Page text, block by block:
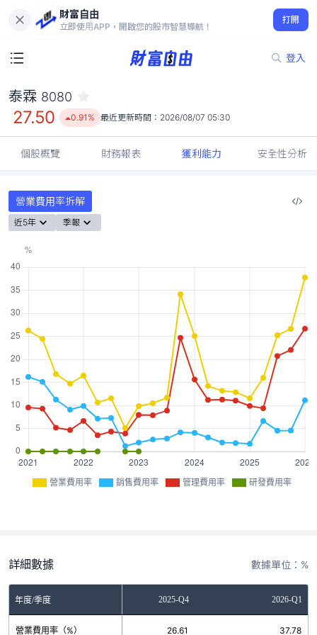
財富自由
立即使用APP，開啟您的股市智慧導航！
打開
登入
27.50
0.91%
泰霖 8080
27.50 0.91% 最近更新時間： 2026/08/07 05:30
個股概覽 財務報表 獲利能力 安全性分析
營業費用率拆解
近5年 季報
營業費用率 銷售費用率 管理費用率 研發費用率
詳細數據 數據單位：%
年度/季度2025-Q3 2025-Q4 2026-Q1
營業費用率（%）
25.23 26.61 37.78